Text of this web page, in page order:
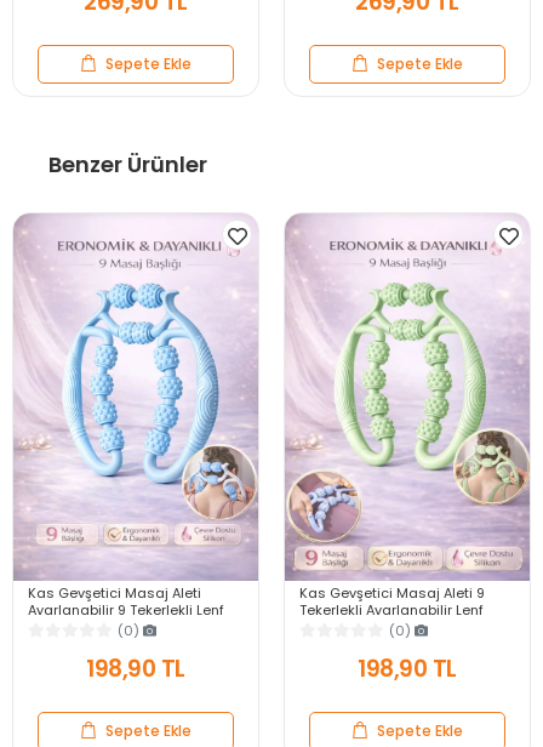
Sepete Ekle Sepete Ekle
Benzer Ürünler
Kas Gevşetici Masaj Aleti
Ayarlanabilir 9 Tekerlekli Lenf
Drenaj Rulosu Bacak Kol
Gevşetici Selülit
(0)
198,90 TL
Sepete Ekle
Kas Gevşetici Masaj Aleti 9
Tekerlekli Ayarlanabilir Lenf
Drenaj Rulosu Bacak Kol
Gevşetici Selülit
(0)
198,90 TL
Sepete Ekle